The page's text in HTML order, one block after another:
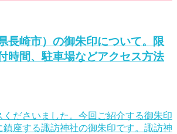
長崎市）の御朱印について。限
時間、駐車場などアクセス方法
くださいました。今回ご紹介する御朱印
鎮座する諏訪神社の御朱印です。諏訪神